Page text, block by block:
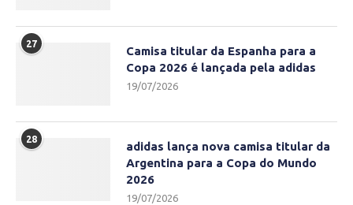
27
Camisa titular da Espanha para a
Copa 2026 é lançada pela adidas
19/07/2026
28
adidas lança nova camisa titular da
Argentina para a Copa do Mundo
2026
19/07/2026